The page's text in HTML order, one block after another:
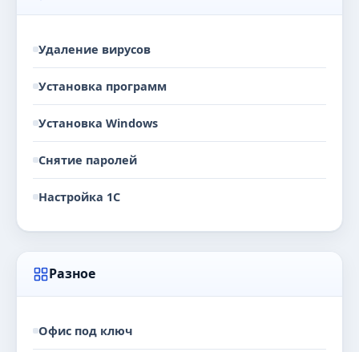
Удаление вирусов
Установка программ
Установка Windows
Снятие паролей
Настройка 1С
Разное
Офис под ключ